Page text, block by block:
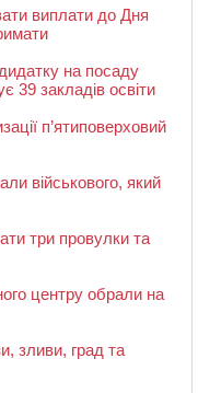
виплати до Дня
на посаду
39 закладів освіти
п’ятиповерховий
військового, який
три провулки та
центру обрали на
зливи, град та